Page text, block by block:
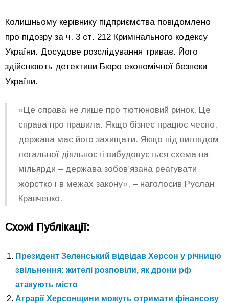
Колишньому керівнику підприємства повідомлено
про підозру за ч. 3 ст. 212 Кримінального кодексу
України. Досудове розслідування триває. Його
здійснюють детективи Бюро економічної безпеки
України.
«Це справа не лише про тютюновий ринок. Це
справа про правила. Якщо бізнес працює чесно,
держава має його захищати. Якщо під виглядом
легальної діяльності вибудовується схема на
мільярди – держава зобов’язана реагувати
жорстко і в межах закону», – наголосив Руслан
Кравченко.
Схожі Публікації:
Президент Зеленський відвідав Херсон у річницю
звільнення: жителі розповіли, як дрони рф
атакують місто
Аграрії Херсонщини можуть отримати фінансову